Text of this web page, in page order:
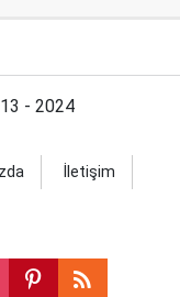
- 2024
İletişim